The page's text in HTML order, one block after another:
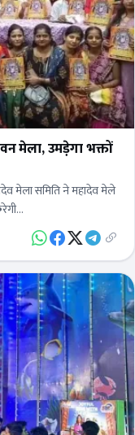
मेला, उमड़ेगा भक्तों
मेला समिति ने महादेव मेले